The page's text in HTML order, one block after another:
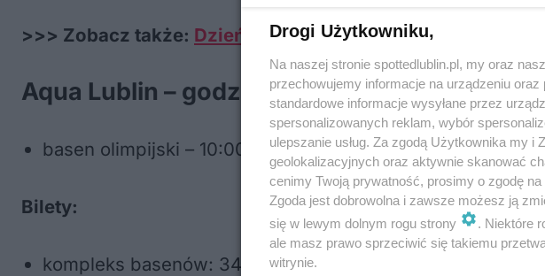
>>> Zobacz także: Dzień Niepodległości w Lublinie 2024.
Aqua Lublin – godziny otwarcia 11 listopada
basen olimpijski – 10:00-22:00; aquapark – 10:00-22:00;
Bilety:
kompleks basenów: 34 zł ulgowy, 42 zł normalny;
Drogi Użytkowniku,
Na naszej stronie spottedlublin.pl, my oraz
przechowujemy informacje na urządzeniu
standardowe informacje wysyłane przez
spersonalizowanych reklam, wybór
ulepszanie usług. Za zgodą Użytkownika my i
geolokalizacyjnych oraz aktywnie skanować
cenimy Twoją prywatność, prosimy o zgodę
Zgoda jest dobrowolna i zawsze możesz ją
się w lewym dolnym rogu strony
. Niektóre
ale masz prawo sprzeciwić się takiemu
witrynie.